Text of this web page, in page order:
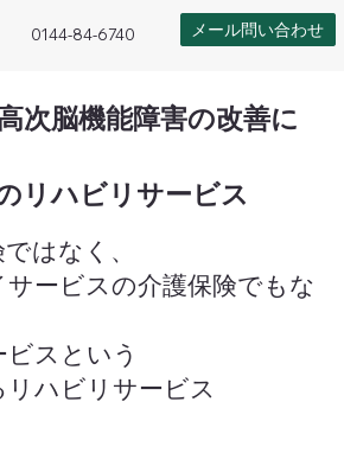
メール問い合わせ
0144-84-6740
次脳機能障害の改善に
リハビリサービス
はなく、
ービスの介護保険でもな
スという
リハビリサービス